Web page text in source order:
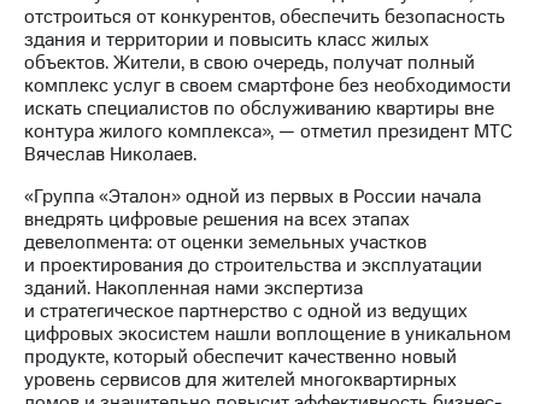
Порядок
выкупа
акций
Дивиденды
Рынок
облигаций
Описание
Еврооблигации-2023
Уведомление
о
погашении
именных
облигаций
Другое
Регистратор
отстроиться от конкурентов, обеспечить безопасность
здания и территории и повысить класс жилых
объектов. Жители, в свою очередь, получат полный
комплекс услуг в своем смартфоне без необходимости
искать специалистов по обслуживанию квартиры вне
контура жилого комплекса», — отметил президент МТС
Вячеслав Николаев.
«Группа «Эталон» одной из первых в России начала
внедрять цифровые решения на всех этапах
девелопмента: от оценки земельных участков
и проектирования до строительства и эксплуатации
зданий. Накопленная нами экспертиза
и стратегическое партнерство с одной из ведущих
цифровых экосистем нашли воплощение в уникальном
продукте, который обеспечит качественно новый
уровень сервисов для жителей многоквартирных